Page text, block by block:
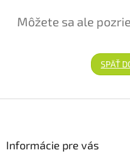
Môžete sa ale
SPÄŤ
Informácie pre vás